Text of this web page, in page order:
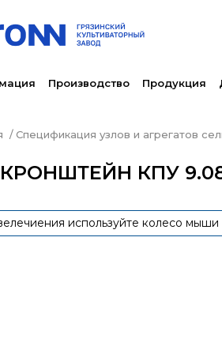
Производство Продукция
Спецификация узлов и агрегатов
КРОНШТЕЙН КПУ
используйте колесо мыши